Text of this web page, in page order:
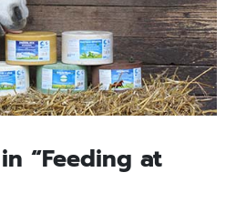
“Feeding at